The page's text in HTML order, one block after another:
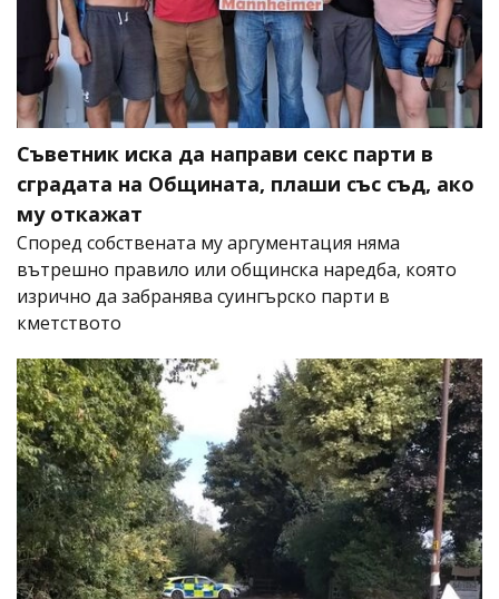
Съветник иска да направи секс парти в
сградата на Общината, плаши със съд, ако
му откажат
Според собствената му аргументация няма
вътрешно правило или общинска наредба, която
изрично да забранява суингърско парти в
кметството